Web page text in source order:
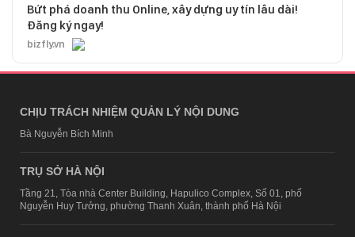
Bứt phá doanh thu Online, xây dựng uy tín lâu dài!
Đăng ký ngay!
bizfly.vn
CHỊU TRÁCH NHIỆM QUẢN LÝ NỘI DUNG
Bà Nguyễn Bích Minh
TRỤ SỞ HÀ NỘI
Tầng 21, Tòa nhà Center Building, Hapulico Complex, Số 01, phố
Nguyễn Huy Tưởng, phường Thanh Xuân, thành phố Hà Nội